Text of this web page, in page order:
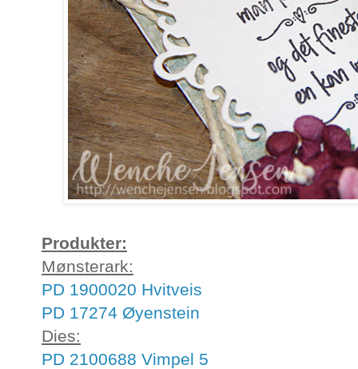
Produkter:
Mønsterark:
PD 1900020 Hvitveis
PD 17274 Øyenstein
Dies:
PD 2100688 Vimpel 5